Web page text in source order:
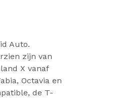
Auto.
zijn van
X vanaf
Octavia en
de T-